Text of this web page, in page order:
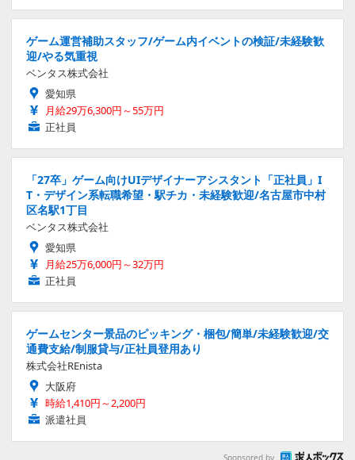
ゲーム運営補助スタッフ/ゲーム内イベントの検証/未経験歓
迎/やる気重視
ベンタス株式会社
愛知県
月給29万6,300円～55万円
正社員
「27卒」ゲーム向けUIデザイナーアシスタント「正社員」I
T・デザイン系転職希望・駅チカ・未経験歓迎/名古屋市中村
区名駅1丁目
ベンタス株式会社
愛知県
月給25万6,000円～32万円
正社員
ゲームセンター景品のピッキング・梱包/簡単/未経験歓迎/交
通費支給/制服貸与/正社員登用あり
株式会社REnista
大阪府
時給1,410円～2,200円
派遣社員
Sponsored by